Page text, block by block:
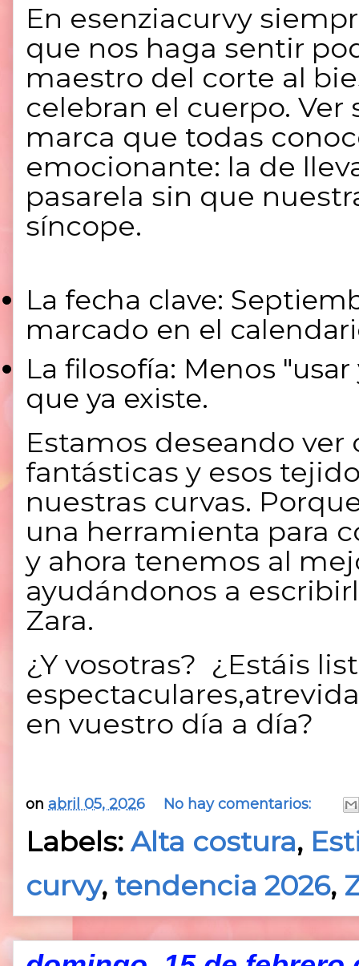
En esenziacurvy
que nos haga sentir
maestro del corte al
celebran el cuerpo.
marca que todas
emocionante: la de
pasarela sin que
síncope.
La fecha clave:
marcado en el
La filosofía: Menos
que ya existe.
Estamos deseando
fantásticas y esos
nuestras curvas.
una herramienta para
y ahora tenemos al
ayudándonos a
Zara.
¿Y vosotras? ¿Estáis
en vuestro día a día?
on abril 05, 2026 No hay comentarios:
Labels:Alta costura,
curvy, tendencia 2026,